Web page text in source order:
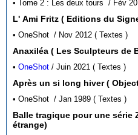
L' Ami Fritz ( Editions du
• OneShot / Nov 2012 ( Textes )
Anaxiléa ( Les Sculpteurs de
•OneShot / Juin 2021 ( Textes )
Après un si long hiver (
• OneShot / Jan 1989 ( Textes )
Balle tragique pour une série Z ( Glénat -
étrange)